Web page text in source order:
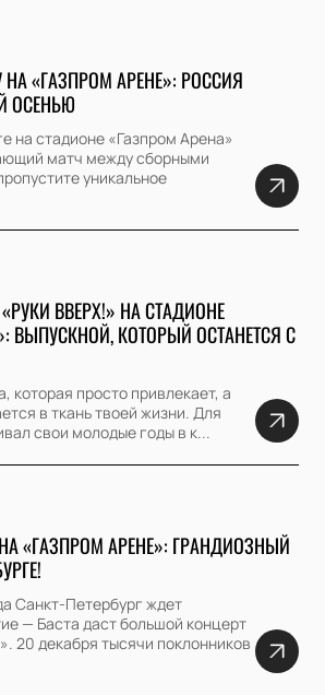
«ГАЗПРОМ АРЕНЕ»: РОССИЯ
ОСЕНЬЮ
на стадионе «Газпром Арена»
матч между сборными
уникальное
ВВЕРХ!» НА СТАДИОНЕ
ВЫПУСКНОЙ, КОТОРЫЙ ОСТАНЕТСЯ С
которая просто привлекает, а
в ткань твоей жизни. Для
свои молодые годы в к...
«ГАЗПРОМ АРЕНЕ»: ГРАНДИОЗНЫЙ
Санкт-Петербург ждет
— Баста даст большой концерт
20 декабря тысячи поклонников